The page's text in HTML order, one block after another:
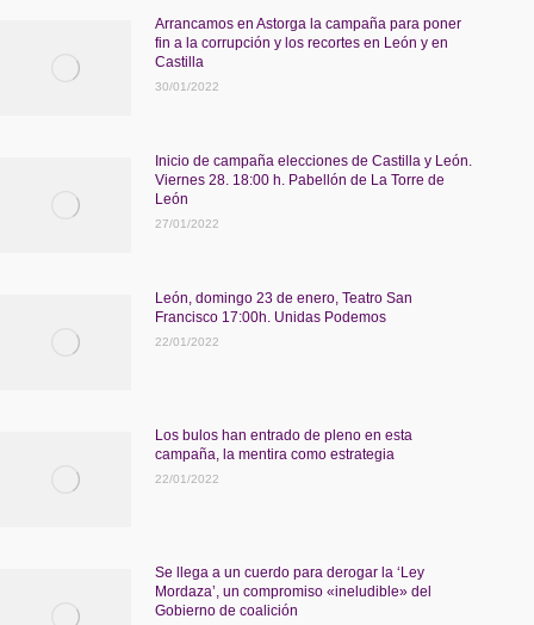
Arrancamos en Astorga la campaña para poner
fin a la corrupción y los recortes en León y en
Castilla
30/01/2022
Inicio de campaña elecciones de Castilla y León.
Viernes 28. 18:00 h. Pabellón de La Torre de
León
27/01/2022
León, domingo 23 de enero, Teatro San
Francisco 17:00h. Unidas Podemos
22/01/2022
Los bulos han entrado de pleno en esta
campaña, la mentira como estrategia
22/01/2022
Se llega a un cuerdo para derogar la ‘Ley
Mordaza’, un compromiso «ineludible» del
Gobierno de coalición